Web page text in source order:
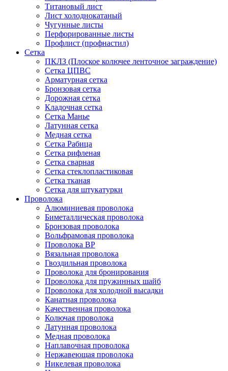
Титановый лист
Лист холоднокатаный
Чугунные листы
Перфорированные листы
Профлист (профнастил)
Сетка
ПКЛЗ (Плоское колючее ленточное заграждение)
Сетка ЦПВС
Арматурная сетка
Бронзовая сетка
Дорожная сетка
Кладочная сетка
Сетка Манье
Латунная сетка
Медная сетка
Сетка Рабица
Сетка рифленая
Сетка сварная
Сетка стеклопластиковая
Сетка тканая
Сетка для штукатурки
Проволока
Алюминиевая проволока
Биметаллическая проволока
Бронзовая проволока
Вольфрамовая проволока
Проволока ВР
Вязальная проволока
Гвоздильная проволока
Проволока для бронирования
Проволока для пружинных шайб
Проволока для холодной высадки
Канатная проволока
Качественная проволока
Колючая проволока
Латунная проволока
Медная проволока
Наплавочная проволока
Нержавеющая проволока
Никелевая проволока